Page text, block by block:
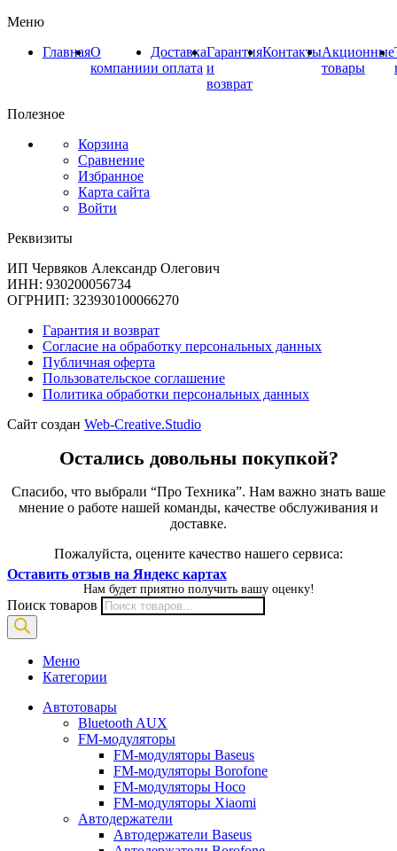
Меню
ГлавнаяО
компании
Доставка
и оплата
Гарантия
и
возврат
КонтактыАкционные
товары
Полезное
Корзина
Сравнение
Избранное
Карта сайта
Войти
Реквизиты
ИП Червяков Александр Олегович
ИНН: 930200056734
ОГРНИП: 323930100066270
Гарантия и возврат
Согласие на обработку персональных данных
Публичная оферта
Пользовательское соглашение
Политика обработки персональных данных
Сайт создан Web-Creative.Studio
Остались довольны покупкой?
Спасибо, что выбрали “Про Техника”. Нам важно знать ваше
мнение о работе нашей команды, качестве обслуживания и
доставке.
Пожалуйста, оцените качество нашего сервиса:
Оставить отзыв на Яндекс картах
Нам будет приятно получить вашу оценку!
Поиск товаров
Меню
Категории
Автотовары
Bluetooth AUX
FM-модуляторы
FM-модуляторы Baseus
FM-модуляторы Borofone
FM-модуляторы Hoco
FM-модуляторы Xiaomi
Автодержатели
Автодержатели Baseus